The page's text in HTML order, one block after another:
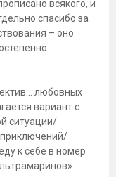
всякого, и
спасибо за
– оно
любовных
вариант с
ситуации/
к себе в номер